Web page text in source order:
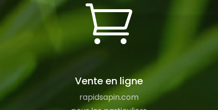

Vente en ligne
rapidsapin.com